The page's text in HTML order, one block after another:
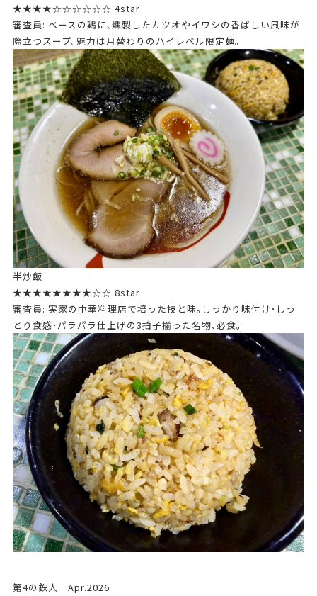
★★★★☆☆☆☆☆☆ 4star
審査員: ベースの鶏に､燻製したカツオやイワシの香ばしい風味が
際立つスープ｡魅力は月替わりのハイレベル限定麺｡
半炒飯
★★★★★★★★☆☆ 8star
審査員: 実家の中華料理店で培った技と味｡しっかり味付け･しっ
とり食感･パラパラ仕上げの3拍子揃った名物､必食｡
第4の鉄人 Apr.2026